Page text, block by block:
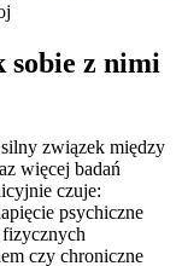
sobie z nimi
związek między
więcej badań
czuje:
psychiczne
fizycznych
czy chroniczne